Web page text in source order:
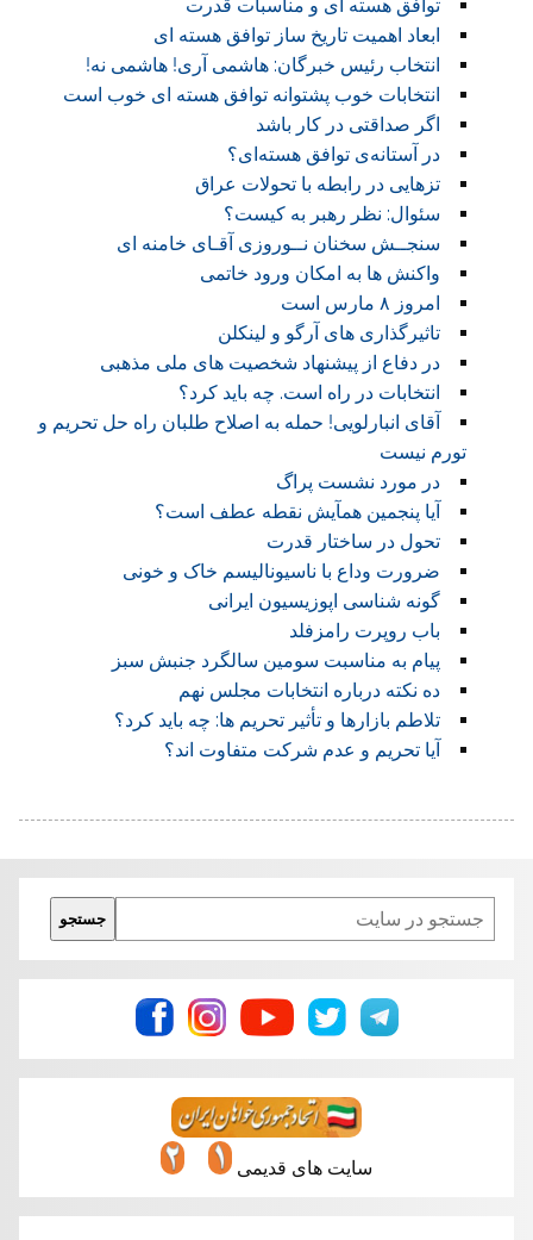
توافق هسته ای و مناسبات قدرت
ابعاد اهمیت تاریخ ساز توافق هسته ای
انتخاب رئیس خبرگان: هاشمی آری! هاشمی نه!
انتخابات خوب پشتوانه توافق هسته ای خوب است
اگر صداقتی در کار باشد
در آستانه‌ی توافق هسته‌ای؟
تزهایی در رابطه با تحولات عراق
سئوال: نظر رهبر به کیست؟
سنجــش سخنان نــوروزی آقـای خامنه ای
واکنش ها به امکان ورود خاتمی
امروز ۸ مارس است
تاثیرگذاری های آرگو و لینکلن
در دفاع از پیشنهاد شخصیت های ملی مذهبی
انتخابات در راه است. چه باید کرد؟
آقای انبارلویی! حمله به اصلاح طلبان راه حل تحریم و
تورم نیست
در مورد نشست پراگ
آیا پنجمین همآیش نقطه عطف است؟
تحول در ساختار قدرت
ضرورت وداع با ناسیونالیسم خاک و خونی
گونه شناسی اپوزیسیون ایرانی
باب روپرت رامزفلد
پیام به مناسبت سومین سالگرد جنبش سبز
ده نکته درباره انتخابات مجلس نهم
تلاطم بازارها و تأثیر تحریم ها: چه باید کرد؟
آیا تحریم و عدم شرکت متفاوت اند؟
Search
جستجو
سایت های قدیمی